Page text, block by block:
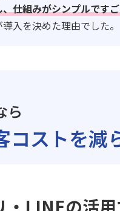
、仕組みがシンプルです
入を決めた理由でした。
ら
コストを減